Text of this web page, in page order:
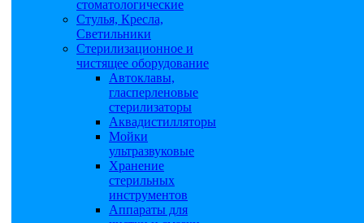
стоматологические
Стулья, Кресла,
Светильники
Стерилизационное и
чистящее оборудование
Автоклавы,
гласперленовые
стерилизаторы
Аквадистилляторы
Мойки
ультразвуковые
Хранение
стерильных
инструментов
Аппараты для